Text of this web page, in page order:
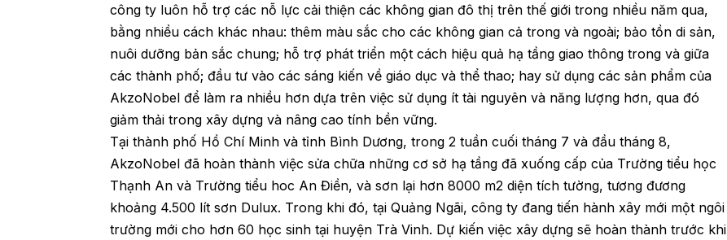
công ty luôn hỗ trợ các nỗ lực cải thiện các không gian đô thị trên thế giới trong nhiều năm qua,
bằng nhiều cách khác nhau: thêm màu sắc cho các không gian cả trong và ngoài; bảo tồn di sản,
nuôi dưỡng bản sắc chung; hỗ trợ phát triển một cách hiệu quả hạ tầng giao thông trong và giữa
các thành phố; đầu tư vào các sáng kiến về giáo dục và thể thao; hay sử dụng các sản phẩm của
AkzoNobel để làm ra nhiều hơn dựa trên việc sử dụng ít tài nguyên và năng lượng hơn, qua đó
giảm thải trong xây dựng và nâng cao tính bền vững.
Tại thành phố Hồ Chí Minh và tỉnh Bình Dương, trong 2 tuần cuối tháng 7 và đầu tháng 8,
AkzoNobel đã hoàn thành việc sửa chữa những cơ sở hạ tầng đã xuống cấp của Trường tiểu học
Thạnh An và Trường tiểu hoc An Điền, và sơn lại hơn 8000 m2 diện tích tường, tương đương
khoảng 4.500 lít sơn Dulux. Trong khi đó, tại Quảng Ngãi, công ty đang tiến hành xây mới một ngôi
trường mới cho hơn 60 học sinh tại huyện Trà Vinh. Dự kiến việc xây dựng sẽ hoàn thành trước khi